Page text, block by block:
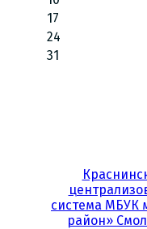
17
24
31
система МБУК
район»